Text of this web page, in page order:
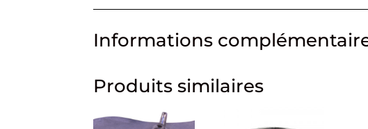
Informations
Produits similaires